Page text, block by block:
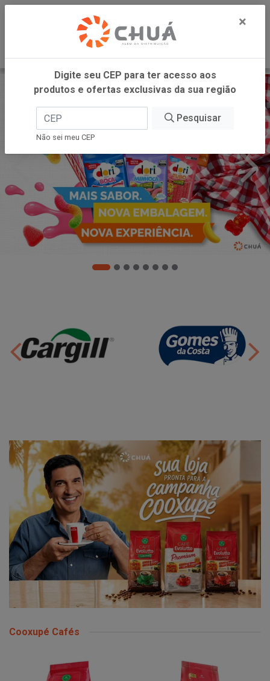
Cooxupé Cafés
×
Digite seu CEP para ter acesso aos
produtos e ofertas exclusivas da sua região
Pesquisar
Não sei meu CEP